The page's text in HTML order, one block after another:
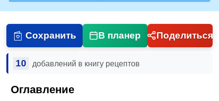
Сохранить В планер Поделиться
10 добавлений в книгу рецептов
Оглавление